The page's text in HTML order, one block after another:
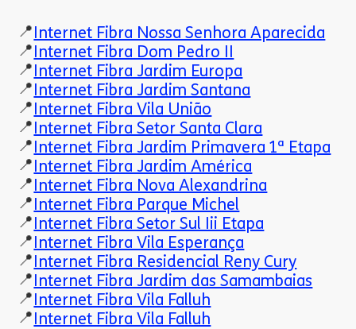
📍Internet Fibra Nossa Senhora Aparecida
📍Internet Fibra Dom Pedro II
📍Internet Fibra Jardim Europa
📍Internet Fibra Jardim Santana
📍Internet Fibra Vila União
📍Internet Fibra Setor Santa Clara
📍Internet Fibra Jardim Primavera 1ª Etapa
📍Internet Fibra Jardim América
📍Internet Fibra Nova Alexandrina
📍Internet Fibra Parque Michel
📍Internet Fibra Setor Sul Iii Etapa
📍Internet Fibra Vila Esperança
📍Internet Fibra Residencial Reny Cury
📍Internet Fibra Jardim das Samambaias
📍Internet Fibra Vila Falluh
📍Internet Fibra Vila Falluh